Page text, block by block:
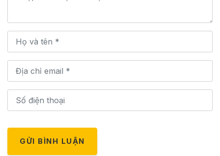
GỬI BÌNH LUẬN